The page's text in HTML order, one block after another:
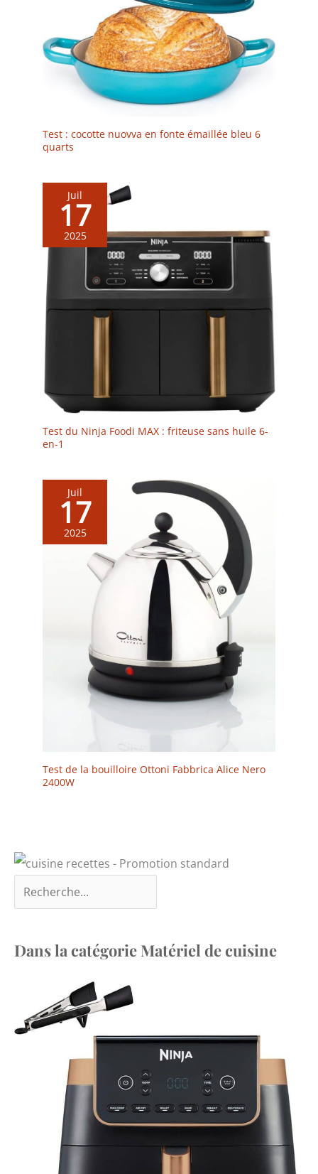
Test : cocotte nuovva en fonte émaillée bleu 6
quarts
Juil
17
2025
Test du Ninja Foodi MAX : friteuse sans huile 6-
en-1
Juil
17
2025
Test de la bouilloire Ottoni Fabbrica Alice Nero
2400W
Dans la catégorie Matériel de cuisine